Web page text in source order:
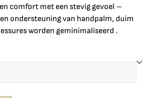
comfort met een stevig gevoel –
ondersteuning van handpalm, duim
worden geminimaliseerd .